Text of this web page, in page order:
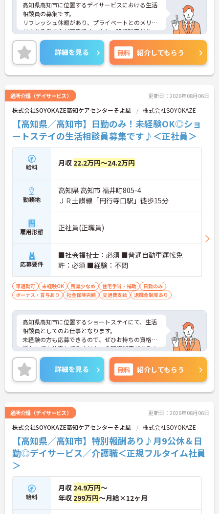
高知県高知市に位置するデイサービスにおける生活
相談員の募集です。
リフレッシュ休暇があり、プライベートとのメリハ
リのある働き方が可能です。また、研修制度があ
り、働きながらスキルアップが目指せる環境です。
ご興味のある方には、面接対策ポイントなど、さら
に詳細をご案内しますのでお気軽にご相談くださ
い！
詳細を見る 無料 紹介してもらう
通所介護（デイサービス） 更新日：2026年08月06日
株式会社SOYOKAZE高知ケアセンターそよ風 株式会社SOYOKAZE
【高知県／高知市】日勤のみ！未経験OK◎ショ
ートステイの生活相談員募集です♪＜正社員＞
給料 月収 22.2万円～24.2万円
勤務地
高知県 高知市 福井町805-4
ＪＲ土讃線「円行寺口駅」徒歩15分
雇用形態 正社員(正職員)
応募要件
■社会福祉士：必須 ■普通自動車運転免
許：必須 ■経験：不問
車通勤可 未経験OK 残業少なめ 住宅手当・補助
日勤のみ
ボーナス・賞与あり
社会保険完備 交通費支給 退職金制度あり
高知県高知市に位置するショートステイにて、生活
相談員としてのお仕事となります。
未経験の方も応募できるので、ぜひお持ちの資格を
活かしてお仕事してみませんか？研修制度があるの
で、初めてのお仕事の方でも安心して始めることが
できます！
ご興味ある方は面接ポイントをお伝えしますので、
お気軽にお問い合わせください♪
詳細を見る 無料 紹介してもらう
通所介護（デイサービス） 更新日：2026年08月06日
株式会社SOYOKAZE高知ケアセンターそよ風 株式会社SOYOKAZE
【高知県／高知市】特別報酬あり♪月9公休＆日
勤◎デイサービス／介護職＜正規フルタイム社員
＞
給料
月収 24.9万円～
年収 299万円～月給×12ヶ月